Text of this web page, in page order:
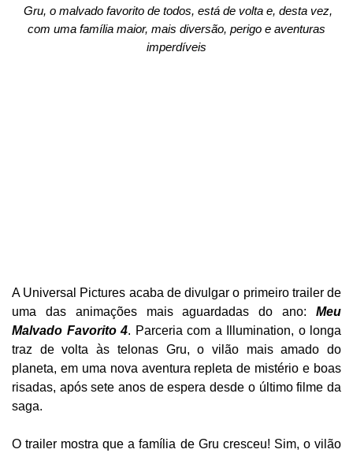
Gru, o malvado favorito de todos, está de volta e, desta vez,
com uma família maior, mais diversão, perigo e aventuras
imperdíveis
A Universal Pictures acaba de divulgar o primeiro trailer de
uma das animações mais aguardadas do ano: Meu
Malvado Favorito 4. Parceria com a Illumination, o longa
traz de volta às telonas Gru, o vilão mais amado do
planeta, em uma nova aventura repleta de mistério e boas
risadas, após sete anos de espera desde o último filme da
saga.
O trailer mostra que a família de Gru cresceu! Sim, o vilão